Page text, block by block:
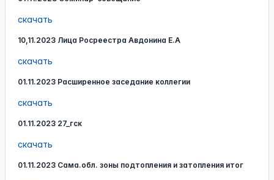
скачать
10,11.2023 Лица Росреестра Авдонина Е.А
скачать
01.11.2023 Расширенное заседание коллегии
скачать
01.11.2023 27_гск
скачать
01.11.2023 Сама.обл. зоны подтопления и затопления итог